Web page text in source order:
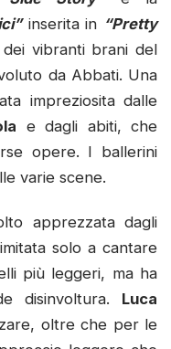
inserita in “Pretty
vibranti brani del
da Abbati. Una
impreziosita dalle
e dagli abiti, che
opere. I ballerini
varie scene.
apprezzata dagli
solo a cantare
più leggeri, ma ha
disinvoltura. Luca
oltre che per le